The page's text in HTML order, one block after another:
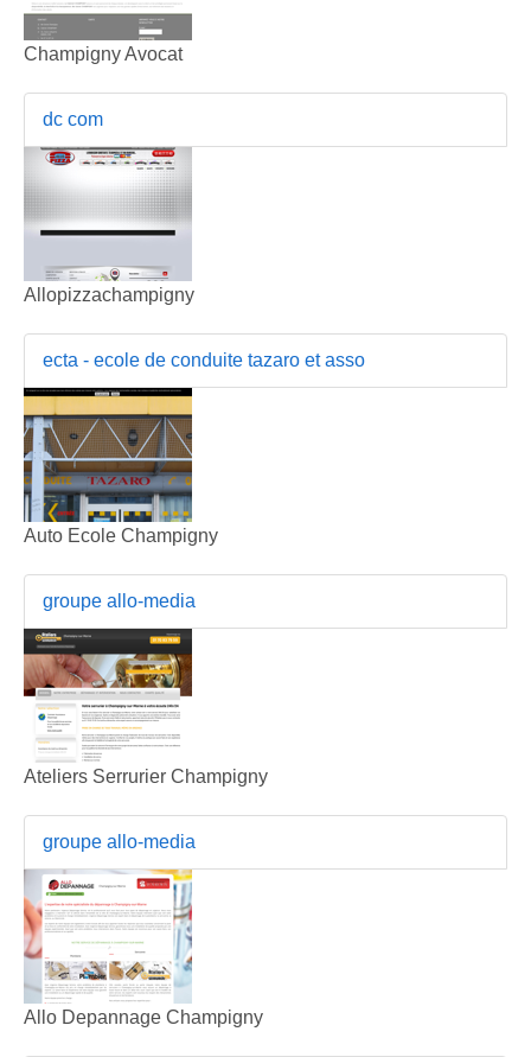
Champigny Avocat
dc com
Allopizzachampigny
ecta - ecole de conduite tazaro et asso
Auto Ecole Champigny
groupe allo-media
Ateliers Serrurier Champigny
groupe allo-media
Allo Depannage Champigny